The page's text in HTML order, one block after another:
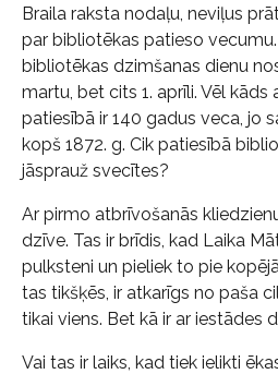
Braila raksta nodaļu, neviļus
par bibliotēkas patieso
bibliotēkas dzimšanas dienu
martu, bet cits 1. aprīli. Vēl
patiesībā ir 140 gadus veca, jo
kopš 1872. g. Cik patiesībā
jāsprauž svecītes?
Ar pirmo atbrīvošanās
dzīve. Tas ir brīdis, kad Laika
pulksteni un pieliek to pie
tas tikšķēs, ir atkarīgs no paša
tikai viens. Bet kā ir ar iestādes
Vai tas ir laiks, kad tiek ielikti